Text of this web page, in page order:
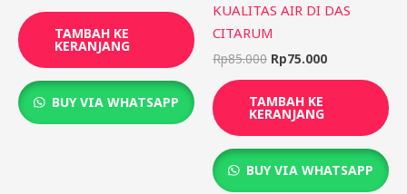
TAMBAH KE
KERANJANG
BUY VIA WHATSAPP
KUALITAS AIR DI DAS
CITARUM
Rp85.000 Rp75.000
TAMBAH KE
KERANJANG
BUY VIA WHATSAPP